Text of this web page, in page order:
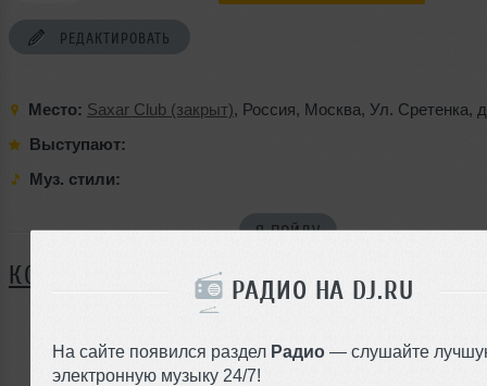
РАДИО НА DJ.RU
На сайте появился раздел Радио — слушайте
электронную музыку 24/7!
РЕДАКТИРОВАТЬ
Место: Saxar Club (закрыт), Россия, Москва, Ул. Сретенка,
Выступают:
Муз. стили:
Я ПОЙДУ
КОММЕНТАРИИ
ЗАРЕГИСТРИРУЙТЕСЬ